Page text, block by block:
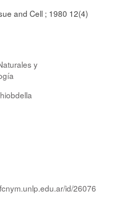
and Cell ; 1980 12(4)
y
id/26076